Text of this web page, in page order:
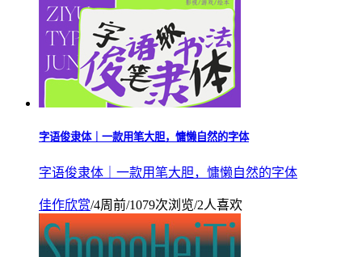
字语俊隶体｜一款用笔大胆，慵懒自然的字体
字语俊隶体｜一款用笔大胆，慵懒自然的字体
佳作欣赏/4周前/1079次浏览/2人喜欢